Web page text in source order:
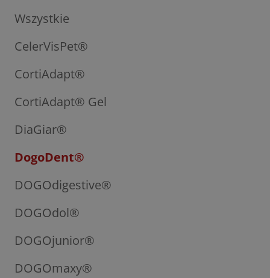
Wszystkie
CelerVisPet®
CortiAdapt®
CortiAdapt® Gel
DiaGiar®
DogoDent®
DOGOdigestive®
DOGOdol®
DOGOjunior®
DOGOmaxy®